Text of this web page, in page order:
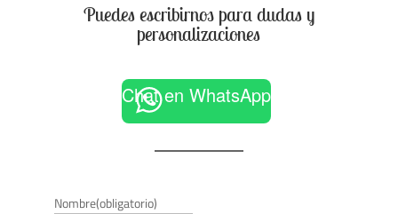
Puedes escribirnos para dudas y
personalizaciones
Chat en WhatsApp
Nombre(obligatorio)